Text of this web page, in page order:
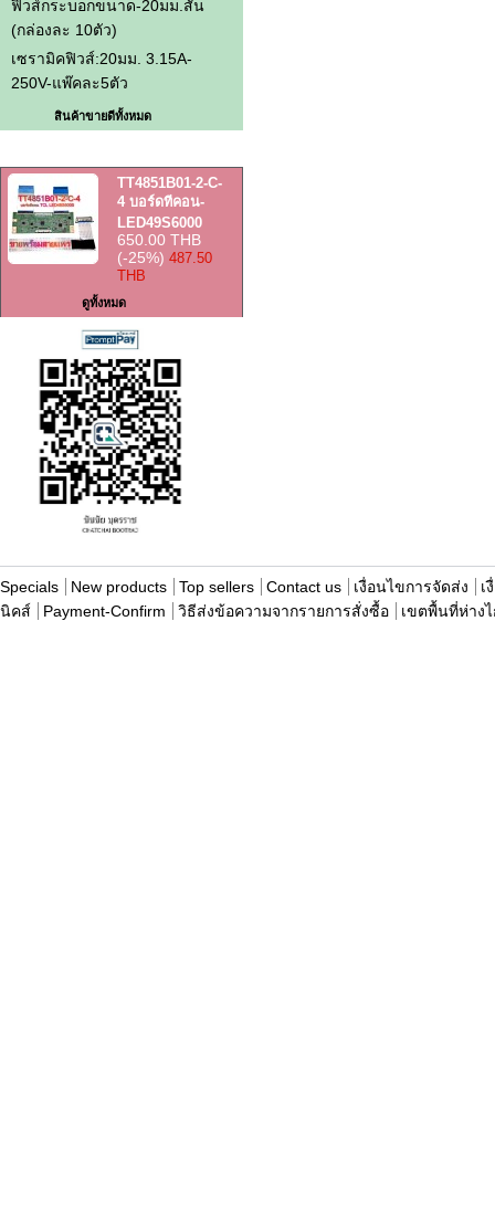
ฟิวส์กระบอกขนาด-20มม.สั้น
(กล่องละ 10ตัว)
เซรามิคฟิวส์:20มม. 3.15A-
250V-แพ๊คละ5ตัว
สินค้าขายดีทั้งหมด
TT4851B01-2-C-
4 บอร์ดทีคอน-
LED49S6000
650.00 THB
(-25%) 487.50
THB
ดูทั้งหมด
Specials New products Top sellers Contact us เงื่อนไขการจัดส่ง
เ
นิคส์
Payment-Confirm วิธีส่งข้อความจากรายการสั่งซื้อ เขตพื้นที่ห่าง